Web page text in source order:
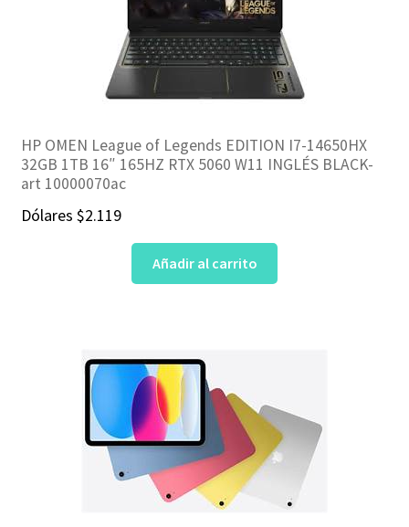
HP OMEN League of Legends EDITION I7-14650HX
32GB 1TB 16″ 165HZ RTX 5060 W11 INGLÉS BLACK-
art 10000070ac
Dólares $2.119
Añadir al carrito